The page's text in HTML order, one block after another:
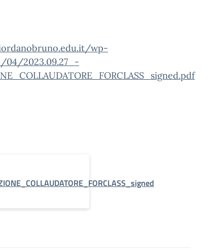
wp-
2023.09.27_-